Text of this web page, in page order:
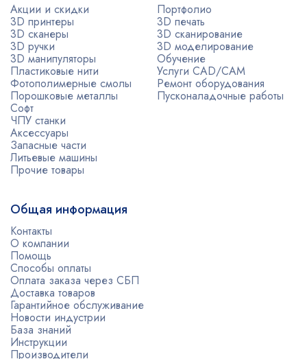
Акции и скидки
3D принтеры
3D сканеры
3D ручки
3D манипуляторы
Пластиковые нити
Фотополимерные смолы
Порошковые металлы
Софт
ЧПУ станки
Аксессуары
Запасные части
Литьевые машины
Прочие товары
Портфолио
3D печать
3D сканирование
3D моделирование
Обучение
Услуги CAD/CAM
Ремонт оборудования
Пусконаладочные работы
Общая информация
Контакты
О компании
Помощь
Способы оплаты
Оплата заказа через СБП
Доставка товаров
Гарантийное обслуживание
Новости индустрии
База знаний
Инструкции
Производители